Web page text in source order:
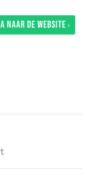
naar de website